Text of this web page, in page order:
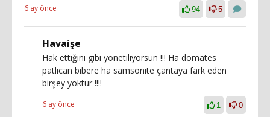
6 ay önce 94 5
Havaişe
Hak ettiğini gibi yönetiliyorsun !!! Ha domates
patlıcan bibere ha samsonite çantaya fark eden
birşey yoktur !!!!
6 ay önce 1 0